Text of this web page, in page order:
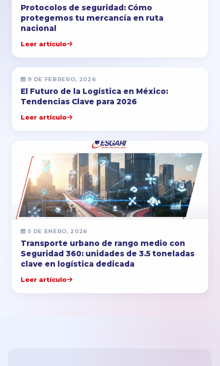
Protocolos de seguridad: Cómo
protegemos tu mercancía en ruta
nacional
Leer artículo
9 DE FEBRERO, 2026
El Futuro de la Logística en México:
Tendencias Clave para 2026
Leer artículo
5 DE ENERO, 2026
Transporte urbano de rango medio con
Seguridad 360: unidades de 3.5 toneladas
clave en logística dedicada
Leer artículo